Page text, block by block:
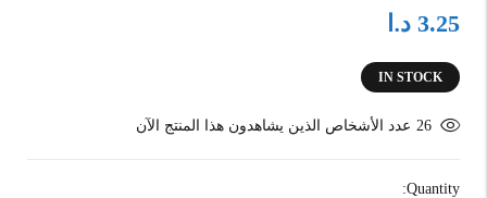
3.25 د.ا
IN STOCK
26 عدد الأشخاص الذين يشاهدون هذا المنتج الآن
Quantity: